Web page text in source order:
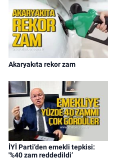
Akaryakıta rekor zam
İYİ Parti’den emekli tepkisi:
'%40 zam reddedildi’